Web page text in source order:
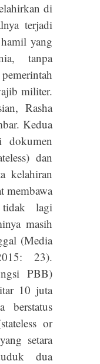
di
terjadi
yang
tanpa
militer.
Rasha
Kedua
dan
kelahiran
membawa
lagi
masih
(Media
23).
PBB)
10 juta
berstatus
or
setara
dua